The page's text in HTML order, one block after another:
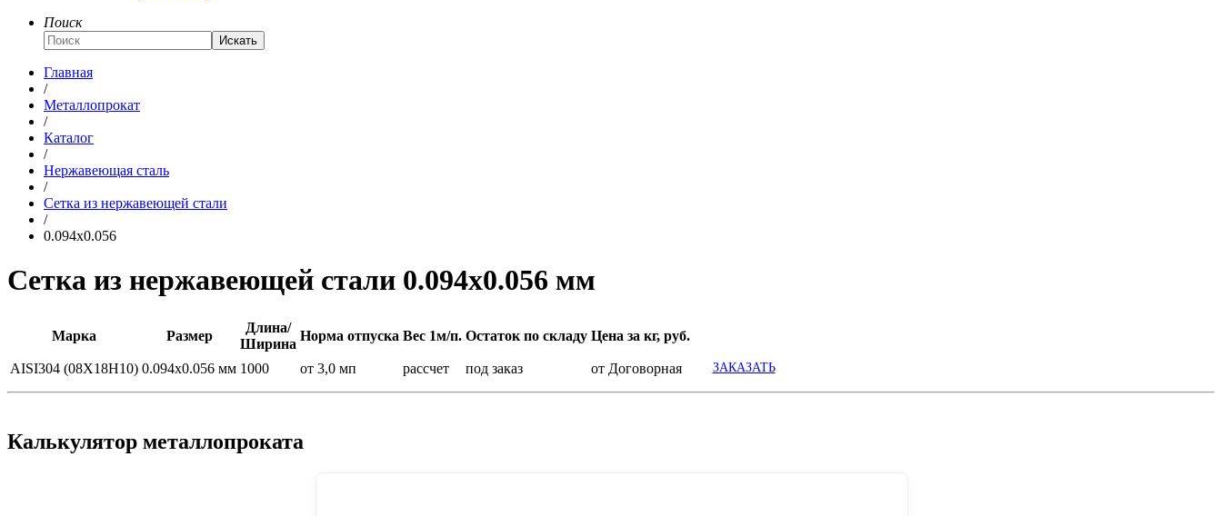
Поиск
Искать
Главная
/
Металлопрокат
/
Каталог
/
Нержавеющая сталь
/
Сетка из нержавеющей стали
/
0.094x0.056
Сетка из нержавеющей стали 0.094x0.056 мм
Марка Размер
Длина/
Ширина
Норма отпуска Вес 1м/п. Остаток по складу Цена за кг, руб.
AISI304 (08Х18Н10) 0.094x0.056 мм 1000 от 3,0 мп рассчет под заказ от Договорная ЗАКАЗАТЬ
Калькулятор металлопроката